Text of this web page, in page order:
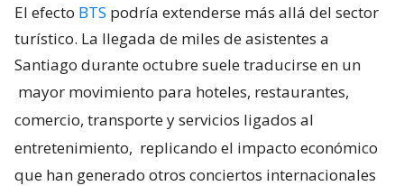
El efecto BTS podría extenderse más allá del sector
turístico. La llegada de miles de asistentes a
Santiago durante octubre suele traducirse en un
mayor movimiento para hoteles, restaurantes,
comercio, transporte y servicios ligados al
entretenimiento, replicando el impacto económico
que han generado otros conciertos internacionales